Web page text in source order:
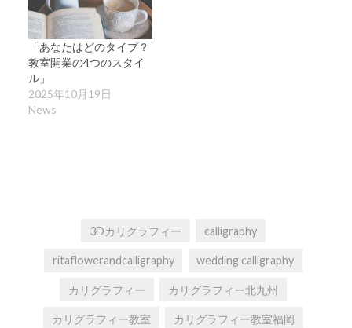
「あなたはどのタイプ？
教室開業の4つのスタイ
ル」
2025年10月19日
News
3Dカリグラフィー calligraphy
ritaflowerandcalligraphy wedding calligraphy
カリグラフィー カリグラフィー北九州
カリグラフィー教室 カリグラフィー教室福岡